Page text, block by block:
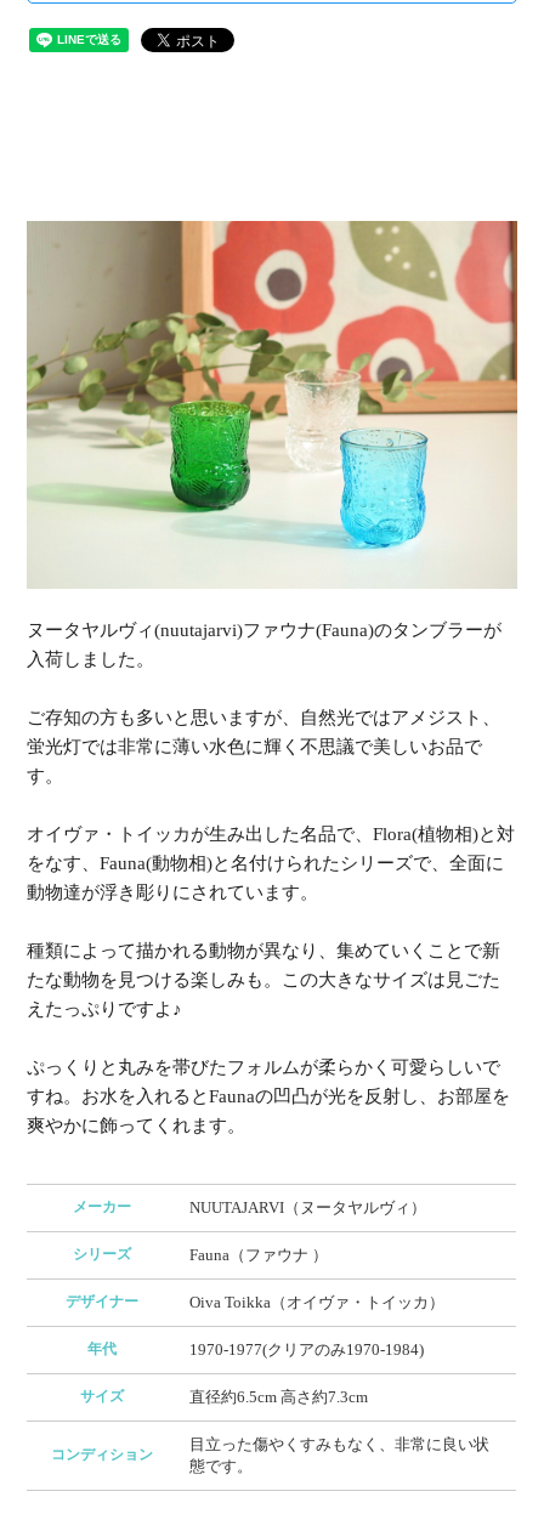
ヌータヤルヴィ(nuutajarvi)ファウナ(Fauna)のタンブラーが
入荷しました。
ご存知の方も多いと思いますが、自然光ではアメジスト、
蛍光灯では非常に薄い水色に輝く不思議で美しいお品で
す。
オイヴァ・トイッカが生み出した名品で、Flora(植物相)と対
をなす、Fauna(動物相)と名付けられたシリーズで、全面に
動物達が浮き彫りにされています。
種類によって描かれる動物が異なり、集めていくことで新
たな動物を見つける楽しみも。この大きなサイズは見ごた
えたっぷりですよ♪
ぷっくりと丸みを帯びたフォルムが柔らかく可愛らしいで
すね。お水を入れるとFaunaの凹凸が光を反射し、お部屋を
爽やかに飾ってくれます。
メーカー NUUTAJARVI（ヌータヤルヴィ）
シリーズ Fauna（ファウナ ）
デザイナー Oiva Toikka（オイヴァ・トイッカ）
年代 1970-1977(クリアのみ1970-1984)
サイズ 直径約6.5cm 高さ約7.3cm
コンディション
目立った傷やくすみもなく、非常に良い状
態です。